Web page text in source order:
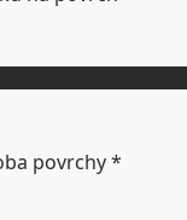
povrchy *